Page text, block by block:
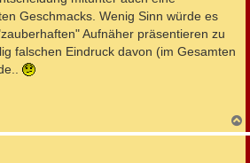
Geschmacks. Wenig Sinn würde es
Aufnäher präsentieren zu
falschen Eindruck davon (im Gesamten
a